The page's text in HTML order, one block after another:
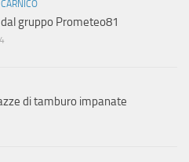
gruppo Prometeo81
di tamburo impanate